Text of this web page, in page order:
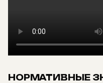
НОРМАТИВНЫЕ